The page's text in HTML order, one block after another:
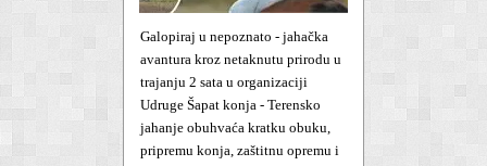
Galopiraj u nepoznato - jahačka
avantura kroz netaknutu prirodu u
trajanju 2 sata u organizaciji
Udruge Šapat konja - Terensko
jahanje obuhvaća kratku obuku,
pripremu konja, zaštitnu opremu i